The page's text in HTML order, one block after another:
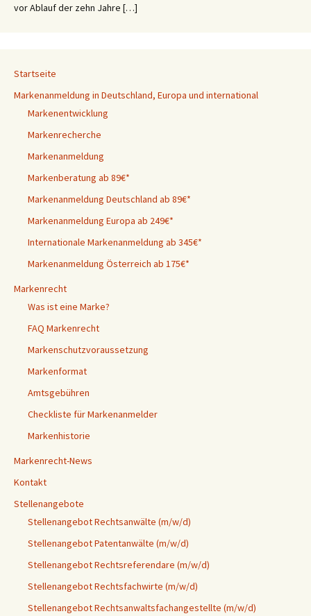
vor Ablauf der zehn Jahre […]
Startseite
Markenanmeldung in Deutschland, Europa und international
Markenentwicklung
Markenrecherche
Markenanmeldung
Markenberatung ab 89€*
Markenanmeldung Deutschland ab 89€*
Markenanmeldung Europa ab 249€*
Internationale Markenanmeldung ab 345€*
Markenanmeldung Österreich ab 175€*
Markenrecht
Was ist eine Marke?
FAQ Markenrecht
Markenschutzvoraussetzung
Markenformat
Amtsgebühren
Checkliste für Markenanmelder
Markenhistorie
Markenrecht-News
Kontakt
Stellenangebote
Stellenangebot Rechtsanwälte (m/w/d)
Stellenangebot Patentanwälte (m/w/d)
Stellenangebot Rechtsreferendare (m/w/d)
Stellenangebot Rechtsfachwirte (m/w/d)
Stellenangebot Rechtsanwaltsfachangestellte (m/w/d)